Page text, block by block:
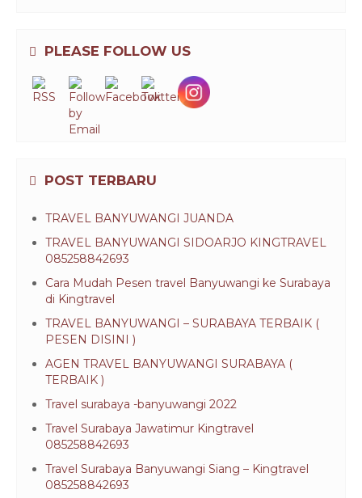
PLEASE FOLLOW US
POST TERBARU
TRAVEL BANYUWANGI JUANDA
TRAVEL BANYUWANGI SIDOARJO KINGTRAVEL
085258842693
Cara Mudah Pesen travel Banyuwangi ke Surabaya
di Kingtravel
TRAVEL BANYUWANGI – SURABAYA TERBAIK (
PESEN DISINI )
AGEN TRAVEL BANYUWANGI SURABAYA (
TERBAIK )
Travel surabaya -banyuwangi 2022
Travel Surabaya Jawatimur Kingtravel
085258842693
Travel Surabaya Banyuwangi Siang – Kingtravel
085258842693